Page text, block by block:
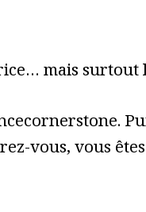
mais surtout
vous, vous